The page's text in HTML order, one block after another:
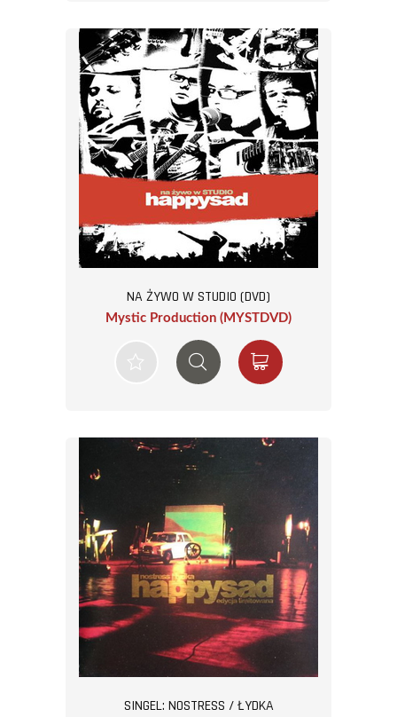
NA ŻYWO W STUDIO (DVD)
Mystic Production (MYSTDVD)
SINGEL: NOSTRESS / ŁYDKA